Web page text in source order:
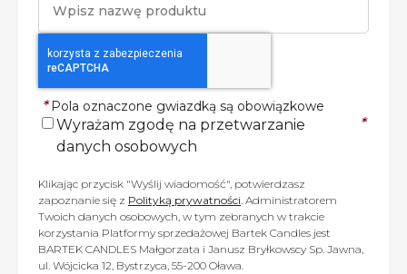
* Pola oznaczone gwiazdką są obowiązkowe
Wyrażam zgodę na przetwarzanie
danych osobowych
*
Klikając przycisk "Wyślij wiadomość", potwierdzasz
zapoznanie się z Polityką prywatności. Administratorem
Twoich danych osobowych, w tym zebranych w trakcie
korzystania Platformy sprzedażowej Bartek Candles jest
BARTEK CANDLES Małgorzata i Janusz Bryłkowscy Sp. Jawna,
ul. Wójcicka 12, Bystrzyca, 55-200 Oława.